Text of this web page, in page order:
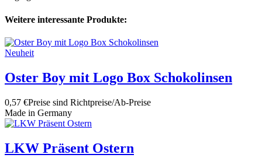
Weitere interessante Produkte:
Neuheit
Oster Boy mit Logo Box Schokolinsen
0,57 €Preise sind Richtpreise/Ab-Preise
Made in Germany
LKW Präsent Ostern